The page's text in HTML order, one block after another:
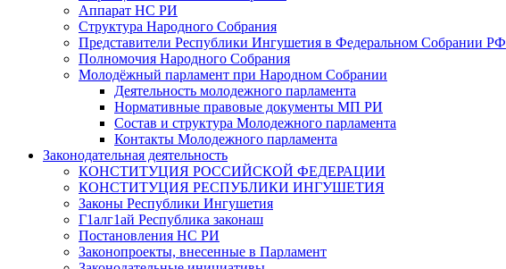
Аппарат НС РИ
Структура Народного Собрания
Представители Республики Ингушетия в Федеральном Собрании РФ
Полномочия Народного Собрания
Молодёжный парламент при Народном Собрании
Деятельность молодежного парламента
Нормативные правовые документы МП РИ
Состав и структура Молодежного парламента
Контакты Молодежного парламента
Законодательная деятельность
КОНСТИТУЦИЯ РОССИЙСКОЙ ФЕДЕРАЦИИ
КОНСТИТУЦИЯ РЕСПУБЛИКИ ИНГУШЕТИЯ
Законы Республики Ингушетия
Г1алг1ай Республика законаш
Постановления НС РИ
Законопроекты, внесенные в Парламент